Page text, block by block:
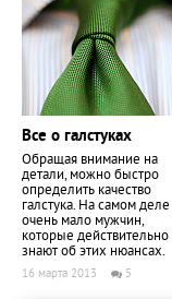
Все о галстуках
Обращая внимание на
детали, можно быстро
определить качество
галстука. На самом деле
очень мало мужчин,
которые действительно
знают об этих нюансах.
16 марта 2013 5